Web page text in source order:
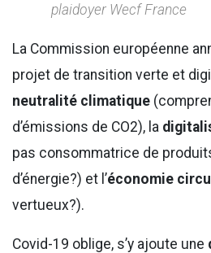
plaidoyer Wecf France
La Commission européenne
projet de transition verte et
neutralité climatique
d’émissions de CO2), la
pas consommatrice de
d’énergie?) et l’économie
vertueux?).
Covid-19 oblige, s’y ajoute une